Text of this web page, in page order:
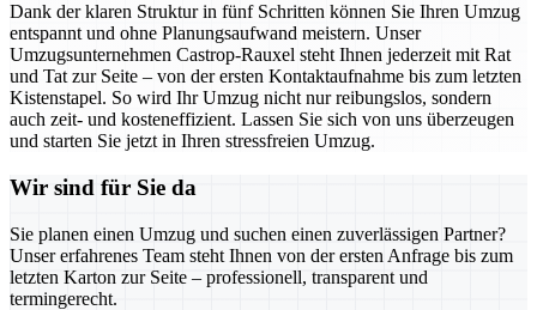
Dank der klaren Struktur in fünf Schritten können Sie Ihren Umzug
entspannt und ohne Planungsaufwand meistern. Unser
Umzugsunternehmen Castrop-Rauxel steht Ihnen jederzeit mit Rat
und Tat zur Seite – von der ersten Kontaktaufnahme bis zum letzten
Kistenstapel. So wird Ihr Umzug nicht nur reibungslos, sondern
auch zeit- und kosteneffizient. Lassen Sie sich von uns überzeugen
und starten Sie jetzt in Ihren stressfreien Umzug.
Wir sind für Sie da
Sie planen einen Umzug und suchen einen zuverlässigen Partner?
Unser erfahrenes Team steht Ihnen von der ersten Anfrage bis zum
letzten Karton zur Seite – professionell, transparent und
termingerecht.